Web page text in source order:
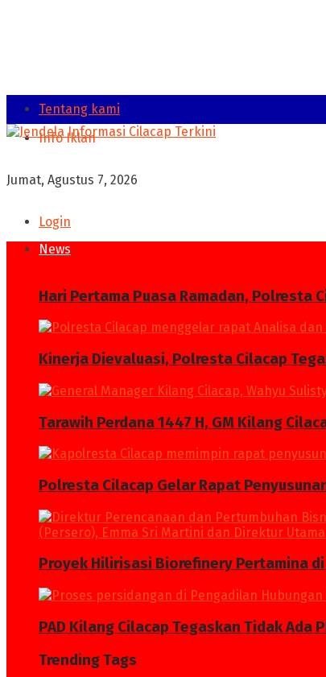
Tentang kami
Info Iklan
Jumat, Agustus 7, 2026
Login
News
Hari Pertama Puasa Ramadan, Polresta
Kinerja Dievaluasi, Polresta Cilacap
Tarawih Perdana 1447 H, GM Kilang
Polresta Cilacap Gelar Rapat
Proyek Hilirisasi Biorefinery Pertamina
PAD Kilang Cilacap Tegaskan Tidak Ada
Trending Tags